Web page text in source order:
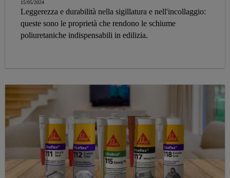
15/05/2024
Leggerezza e durabilità nella sigillatura e nell'incollaggio:
queste sono le proprietà che rendono le schiume
poliuretaniche indispensabili in edilizia.
poliuretaniche espandibili progettata per rispondere ad
schiume Sika Boom® permettono di fissare, riempire,
sigillare e isolare da freddo e rumore.
Seleziona il campo di applicazione di tuo interesse e
scopri il Sika Boom® più adatto alle tue esigenze!